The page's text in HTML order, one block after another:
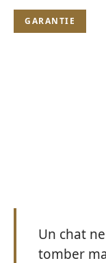
GARANTIE
Un chat
tomber